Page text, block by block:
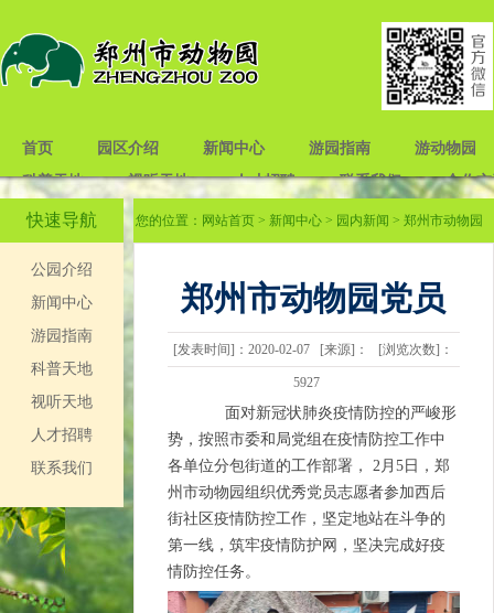
首页 园区介绍 新闻中心 游园指南
游动物园
科普天地
视听天地 人才招聘 联系我们 合作
快速导航
公园介绍
新闻中心
游园指南
科普天地
视听天地
人才招聘
联系我们
您的位置： 网站首页> 新闻中心> 园内新闻 > 郑州市动物园
郑州市动物园党员
志愿者 参加西后街
社区疫情防控工作
[发表时间]：2020-02-07 [来源]： [浏览次数]：
5927
面对新冠状肺炎疫情防控的严峻形
势，按照市委和局党组在疫情防控工作中
各单位分包街道的工作部署， 2月5日，郑
州市动物园组织优秀党员志愿者参加西后
街社区疫情防控工作，坚定地站在斗争的
第一线，筑牢疫情防护网，坚决完成好疫
情防控任务。